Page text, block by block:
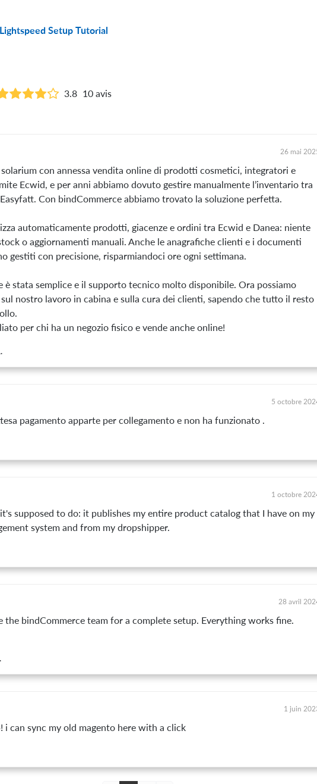
Setup Tutorial
3.8 10 avis
26 mai
con annessa vendita online di prodotti cosmetici, integratori e
Ecwid, e per anni abbiamo dovuto gestire manualmente l’inventario tra
Con bindCommerce abbiamo trovato la soluzione perfetta.
automaticamente prodotti, giacenze e ordini tra Ecwid e Danea: niente
o aggiornamenti manuali. Anche le anagrafiche clienti e i documenti
gestiti con precisione, risparmiandoci ore ogni settimana.
è stata semplice e il supporto tecnico molto disponibile. Ora possiamo
nostro lavoro in cabina e sulla cura dei clienti, sapendo che tutto il resto
per chi ha un negozio fisico e vende anche online!
5 octobre
pagamento apparte per collegamento e non ha funzionato .
1 octobre
supposed to do: it publishes my entire product catalog that I have on my
system and from my dropshipper.
28 avril
the bindCommerce team for a complete setup. Everything works fine.
1 juin
i can sync my old magento here with a click